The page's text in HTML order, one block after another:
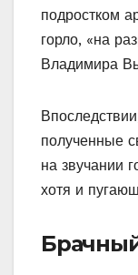
подростком
горло, «на
Владимира
полученные
на звучании
хотя и